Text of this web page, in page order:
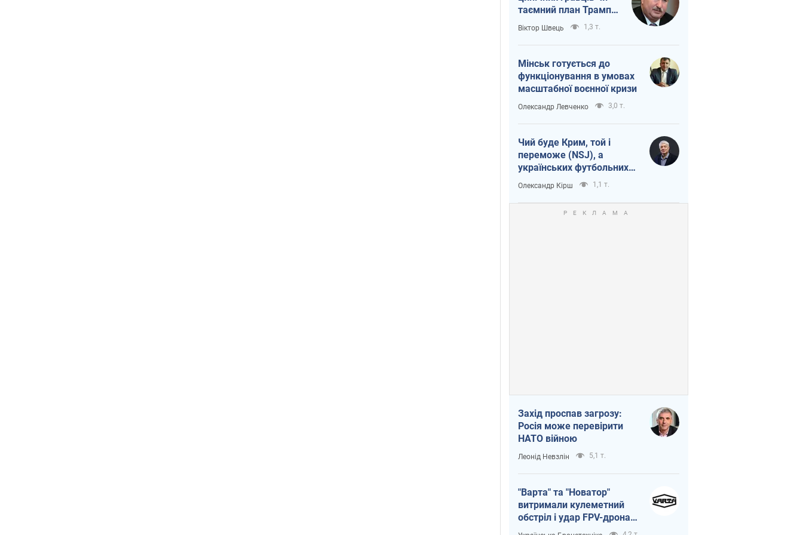
таємний план Трампа
і Путіна?
Віктор Швець 1,3 т.
Мінськ готується до
функціонування в умовах
масштабної воєнної кризи
Олександр Левченко 3,0 т.
Чий буде Крим, той і
переможе (NSJ), а
українських футбольних
чиновників можуть
назвати вбивцями
Олександр Кірш 1,1 т.
Захід проспав загрозу:
Росія може перевірити
НАТО війною
Леонід Невзлін 5,1 т.
"Варта" та "Новатор"
витримали кулеметний
обстріл і удар FPV-дрона,
врятувавши життя